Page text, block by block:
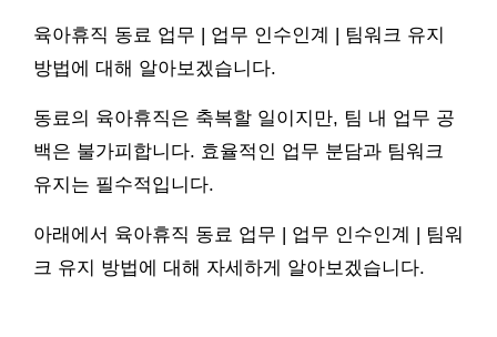
육아휴직 동료 업무 | 업무 인수인계 | 팀워크 유지
방법에 대해 알아보겠습니다.
동료의 육아휴직은 축복할 일이지만, 팀 내 업무 공
백은 불가피합니다. 효율적인 업무 분담과 팀워크
유지는 필수적입니다.
아래에서 육아휴직 동료 업무 | 업무 인수인계 | 팀워
크 유지 방법에 대해 자세하게 알아보겠습니다.